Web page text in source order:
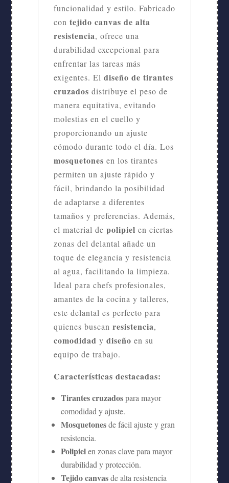
funcionalidad y estilo. Fabricado
con tejido canvas de alta
resistencia, ofrece una
durabilidad excepcional para
enfrentar las tareas más
exigentes. El diseño de tirantes
cruzados distribuye el peso de
manera equitativa, evitando
molestias en el cuello y
proporcionando un ajuste
cómodo durante todo el día. Los
mosquetones en los tirantes
permiten un ajuste rápido y
fácil, brindando la posibilidad
de adaptarse a diferentes
tamaños y preferencias. Además,
el material de polipiel en ciertas
zonas del delantal añade un
toque de elegancia y resistencia
al agua, facilitando la limpieza.
Ideal para chefs profesionales,
amantes de la cocina y talleres,
este delantal es perfecto para
quienes buscan resistencia,
comodidad y diseño en su
equipo de trabajo.
Características destacadas:
Tirantes cruzadospara mayor
comodidad y ajuste.
Mosquetonesde fácil ajuste y gran
resistencia.
Polipielen zonas clave para mayor
durabilidad y protección.
Tejido canvasde alta resistencia